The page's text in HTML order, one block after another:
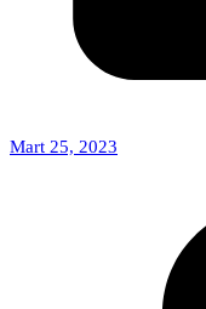
Mart 25, 2023